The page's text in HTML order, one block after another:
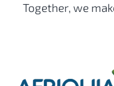
Together, we